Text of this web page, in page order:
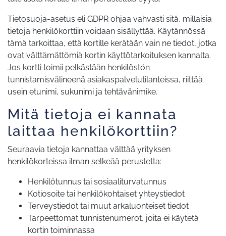
Tietosuoja-asetus eli GDPR ohjaa vahvasti sitä, millaisia
tietoja henkilökorttiin voidaan sisällyttää. Käytännössä
tämä tarkoittaa, että kortille kerätään vain ne tiedot, jotka
ovat välttämättömiä kortin käyttötarkoituksen kannalta.
Jos kortti toimii pelkästään henkilöstön
tunnistamisvälineenä asiakaspalvelutilanteissa, riittää
usein etunimi, sukunimi ja tehtävänimike.
Mitä tietoja ei kannata
laittaa henkilökorttiin?
Seuraavia tietoja kannattaa välttää yrityksen
henkilökorteissa ilman selkeää perustetta:
Henkilötunnus tai sosiaaliturvatunnus
Kotiosoite tai henkilökohtaiset yhteystiedot
Terveystiedot tai muut arkaluonteiset tiedot
Tarpeettomat tunnistenumerot, joita ei käytetä
kortin toiminnassa